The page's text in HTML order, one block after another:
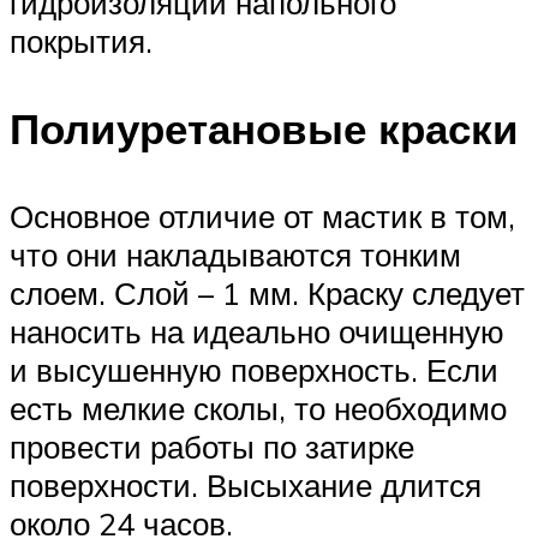
покрытия.
Полиуретановые краски
Основное отличие от мастик в том,
что они накладываются тонким
слоем. Слой – 1 мм. Краску следует
наносить на идеально очищенную
и высушенную поверхность. Если
есть мелкие сколы, то необходимо
провести работы по затирке
поверхности. Высыхание длится
около 24 часов.